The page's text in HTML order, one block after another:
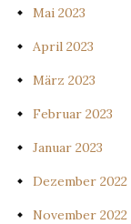
Mai 2023
April 2023
März 2023
Februar 2023
Januar 2023
Dezember 2022
November 2022